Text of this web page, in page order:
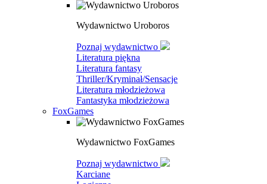
Wydawnictwo Uroboros
Poznaj wydawnictwo
Literatura piękna
Literatura fantasy
Thriller/Kryminał/Sensacje
Literatura młodzieżowa
Fantastyka młodzieżowa
FoxGames
Wydawnictwo FoxGames
Poznaj wydawnictwo
Karciane